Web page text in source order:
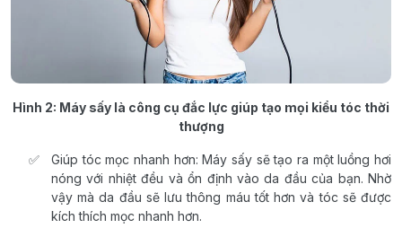
Hình 2: Máy sấy là công cụ đắc lực giúp tạo mọi kiểu tóc thời
thượng
Giúp tóc mọc nhanh hơn: Máy sấy sẽ tạo ra một luồng hơi
nóng với nhiệt đều và ổn định vào da đầu của bạn. Nhờ
vậy mà da đầu sẽ lưu thông máu tốt hơn và tóc sẽ được
kích thích mọc nhanh hơn.